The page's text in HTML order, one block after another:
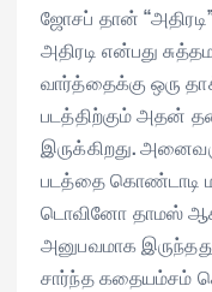
ஜோசப் தான்
அதிரடி என்பது
வார்த்தைக்கு ஒரு
படத்திற்கும் அதன்
இருக்கிறது.
படத்தை கொண்டாடி
டொவினோ தாமஸ்
அனுபவமாக
சார்ந்த கதையம்சம்